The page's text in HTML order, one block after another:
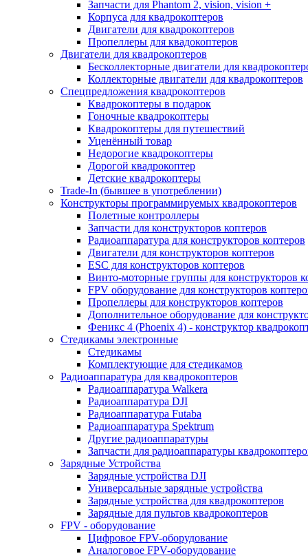
Запчасти для Phantom 2, vision, vision +
Корпуса для квадрокоптеров
Двигатели для квадрокоптеров
Пропеллеры для квадокоптеров
Двигатели для квадрокоптеров
Бесколлекторные двигатели для
Коллекторные двигатели для квадрокоптеров
Спецпредложения квадрокоптеров
Квадрокоптеры в подарок
Гоночные квадрокоптеры
Квадрокоптеры для путешествий
Уценённый товар
Недорогие квадрокоптеры
Дорогой квадрокоптер
Детские квадрокоптеры
Trade-In (бывшее в употреблении)
Конструкторы программируемых квадрокоптеров
Полетные контроллеры
Запчасти для конструкторов коптеров
Радиоаппаратура для конструкторов коптеров
Двигатели для конструкторов коптеров
ESC для конструкторов коптеров
Винто-моторные группы для конструкторов
FPV оборудование для конструкторов
Пропеллеры для конструкторов коптеров
Дополнительное оборудование для
Феникс 4 (Phoenix 4) - конструктор
Cтедикамы электронные
Стедикамы
Комплектующие для стедикамов
Радиоаппаратура для квадрокоптеров
Радиоаппаратура Walkera
Радиоаппаратура DJI
Радиоаппаратура Futaba
Радиоаппаратура Spektrum
Другие радиоаппаратуры
Запчасти для радиоаппаратуры
Зарядные Устройства
Зарядные устройства DJI
Универсальные зарядные устройства
Зарядные устройства для квадрокоптеров
Зарядные для пультов квадрокоптеров
FPV - оборудование
Цифровое FPV-оборудование
Аналоговое FPV-оборудование